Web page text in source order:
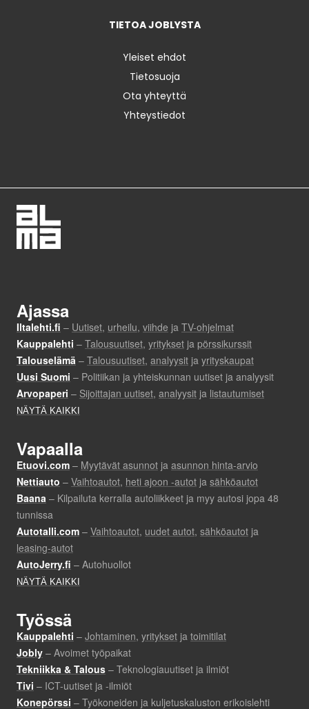
TIETOA JOBLYSTA
Yleiset ehdot
Tietosuoja
Ota yhteyttä
Yhteystiedot